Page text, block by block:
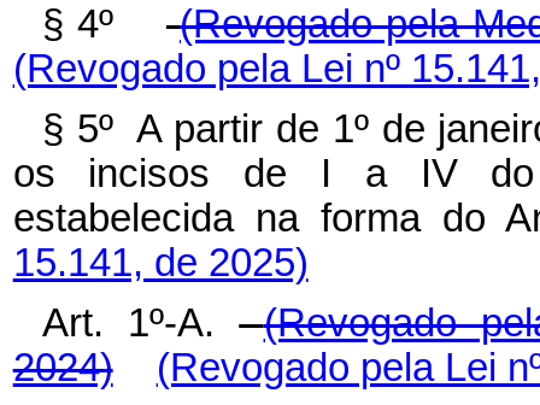
§ 4º (Revogado pela
(Revogado pela Lei nº
§ 5º A partir de 1º de
os incisos de I a IV
estabelecida na forma
15.141, de 2025)
Art. 1º-A. (Revogado
2024)
(Revogado pela Lei